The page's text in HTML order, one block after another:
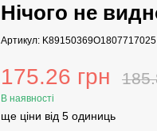
Нічого не
Артикул: K89150369O1807717025
175.26 грн
В наявності
ще ціни від 5 одиниць